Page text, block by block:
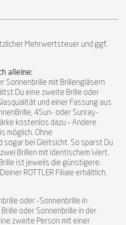
Mehrwertsteuer und ggf.
alleine:
Sonnenbrille mit Brillengläsern
Du eine zweite Brille oder
und einer Fassung aus
4Sun- oder Sunray-
kostenlos dazu – Andere
möglich. Ohne
sogar bei Gleitsicht. So sparst Du
Brillen mit identischem Wert.
ist jeweils die günstigere.
ROTTLER Filiale erhältlich.
oder -Sonnenbrille in
oder Sonnenbrille in der
zweite Person mit einer